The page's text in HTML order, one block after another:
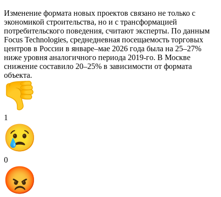
Изменение формата новых проектов связано не только с
экономикой строительства, но и с трансформацией
потребительского поведения, считают эксперты. По данным
Focus Technologies, среднедневная посещаемость торговых
центров в России в январе–мае 2026 года была на 25–27%
ниже уровня аналогичного периода 2019-го. В Москве
снижение составило 20–25% в зависимости от формата
объекта.
1
0